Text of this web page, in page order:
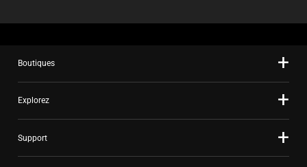
Boutiques
Explorez
Support